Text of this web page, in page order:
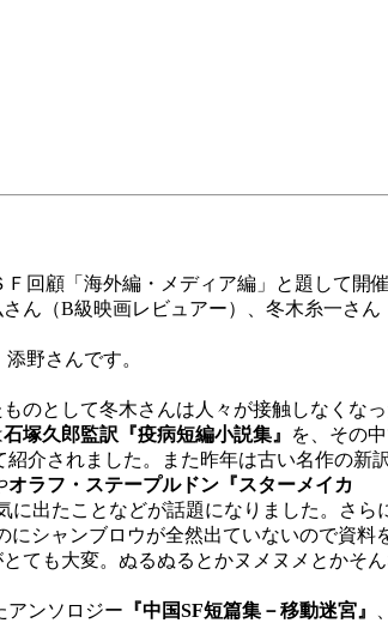
回顧「海外編・メディア編」と題して開催
ん（B級映画レビュアー）、冬木糸一さん
野さんです。
のとして冬木さんは人々が接触しなくなっ
石塚久郎監訳『疫病短編小説集』
を、その
介されました。また昨年は古い名作の新訳
オラフ・ステープルドン『スターメイカ
に出たことなどが話題になりました。さら
にシャンブロウが全然出ていないので資
ても大変。ぬるぬるとかヌメヌメとかそ
アンソロジー 『中国SF短篇集－移動迷宮』